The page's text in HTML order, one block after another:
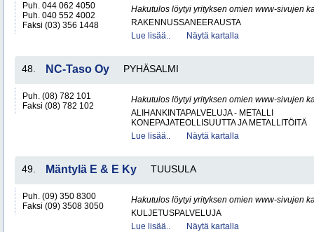
Puh. 044 062 4050
Puh. 040 552 4002
Faksi (03) 356 1448
Hakutulos löytyi yrityksen omien www-sivujen
RAKENNUSSANEERAUSTA
Lue lisää..
Näytä kartalla
48. NC-Taso Oy PYHÄSALMI
Puh. (08) 782 101
Faksi (08) 782 102
Hakutulos löytyi yrityksen omien www-sivujen
ALIHANKINTAPALVELUJA - METALLI
KONEPAJATEOLLISUUTTA JA METALLITÖITÄ
Lue lisää..
Näytä kartalla
49. Mäntylä E & E Ky TUUSULA
Puh. (09) 350 8300
Faksi (09) 3508 3050
Hakutulos löytyi yrityksen omien www-sivujen
KULJETUSPALVELUJA
Lue lisää..
Näytä kartalla